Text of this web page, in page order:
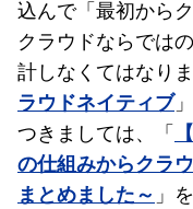
込んで「最初から
クラウドならでは
計しなくてはなり
ラウドネイティブ
つきましては、「
の仕組みからクラ
まとめました～ 」